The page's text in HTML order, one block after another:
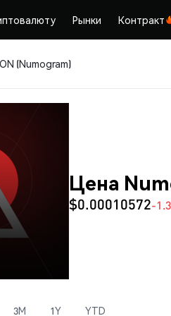
Рынки Контракт
(Numogram)
Цена
$0.00010572-
3M 1Y YTD